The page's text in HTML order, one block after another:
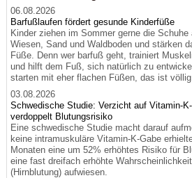
06.08.2026
Barfußlaufen fördert gesunde Kinderfüße
Kinder ziehen im Sommer gerne die
Wiesen, Sand und Waldboden und stärken
Füße. Denn wer barfuß geht, trainiert
und hilft dem Fuß, sich natürlich zu
starten mit eher flachen Füßen, das ist völlig
03.08.2026
Schwedische Studie: Verzicht auf Vitamin-
verdoppelt Blutungsrisiko
Eine schwedische Studie macht darauf
keine intramuskuläre Vitamin-K-Gabe
Monaten eine um 52% erhöhtes Risiko für
eine fast dreifach erhöhte
(Hirnblutung) aufwiesen.